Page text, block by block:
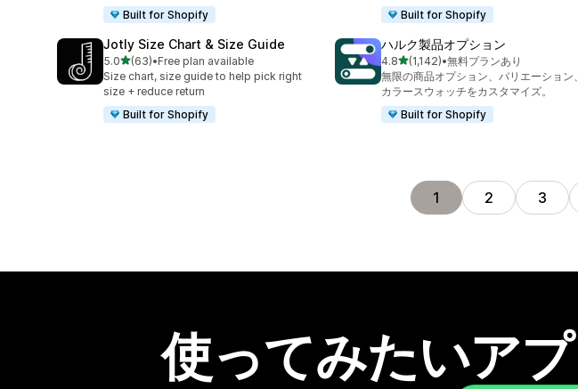
Built for Shopify
Built for Shopify
Jotly Size Chart & Size Guide
5.05つ星中
(63)
合計レビュー数：63件
•Free plan available
Size chart, size guide to help pick right
size + reduce return
Built for Shopify
ハルク製品オプション
4.85つ星中
(1,142)
合計レビュー数：1142件
•無料プランあり
無限の商品オプション、バリエーション、
カラースウォッチをカスタマイズ。
Built for Shopify
1 2 3
使ってみたいア